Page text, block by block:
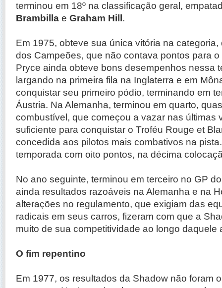
terminou em 18º na classificação geral,
Brambilla e Graham Hill .
Em 1975, obteve sua única vitória na categoria,
dos Campeões, que não contava pontos para
Pryce ainda obteve bons desempenhos nessa
largando na primeira fila na Inglaterra e em
conquistar seu primeiro pódio, terminando em
Áustria. Na Alemanha, terminou em quarto,
combustível, que começou a vazar nas últimas
suficiente para conquistar o Troféu Rouge et
concedida aos pilotos mais combativos na
temporada com oito pontos, na décima
No ano seguinte, terminou em terceiro no GP
ainda resultados razoáveis na Alemanha e na
alterações no regulamento, que exigiam das
radicais em seus carros, fizeram com que a
muito de sua competitividade ao longo daquele
O fim repentino
Em 1977, os resultados da Shadow não foram